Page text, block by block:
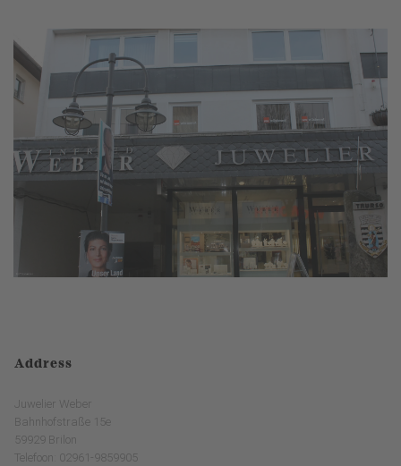
Address
Juwelier Weber
Bahnhofstraße 15e
59929 Brilon
Telefoon: 02961-9859905